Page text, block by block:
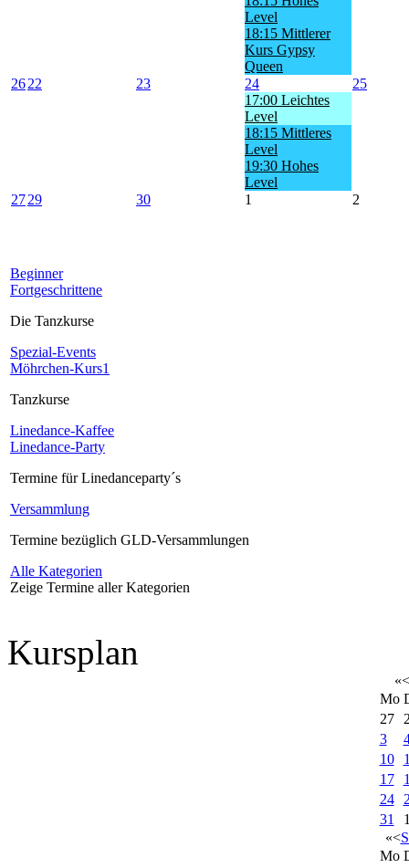
Level
18:15 Mittlerer
Kurs Gypsy
Queen
2622 23
24
17:00 Leichtes
Level
18:15 Mittleres
Level
19:30 Hohes
Level
25
2729 30 1 2
Beginner
Fortgeschrittene
Die Tanzkurse
Spezial-Events
Möhrchen-Kurs1
Tanzkurse
Linedance-Kaffee
Linedance-Party
Termine für Linedanceparty´s
Versammlung
Termine bezüglich GLD-Versammlungen
Alle Kategorien
Zeige Termine aller Kategorien
Kursplan
«<
Mo
27
3
10
17
24
31
«<
Mo